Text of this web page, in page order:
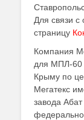
Для связи
страницу
Компания
для МПЛ-60
Крыму по
Мегатекс
завода